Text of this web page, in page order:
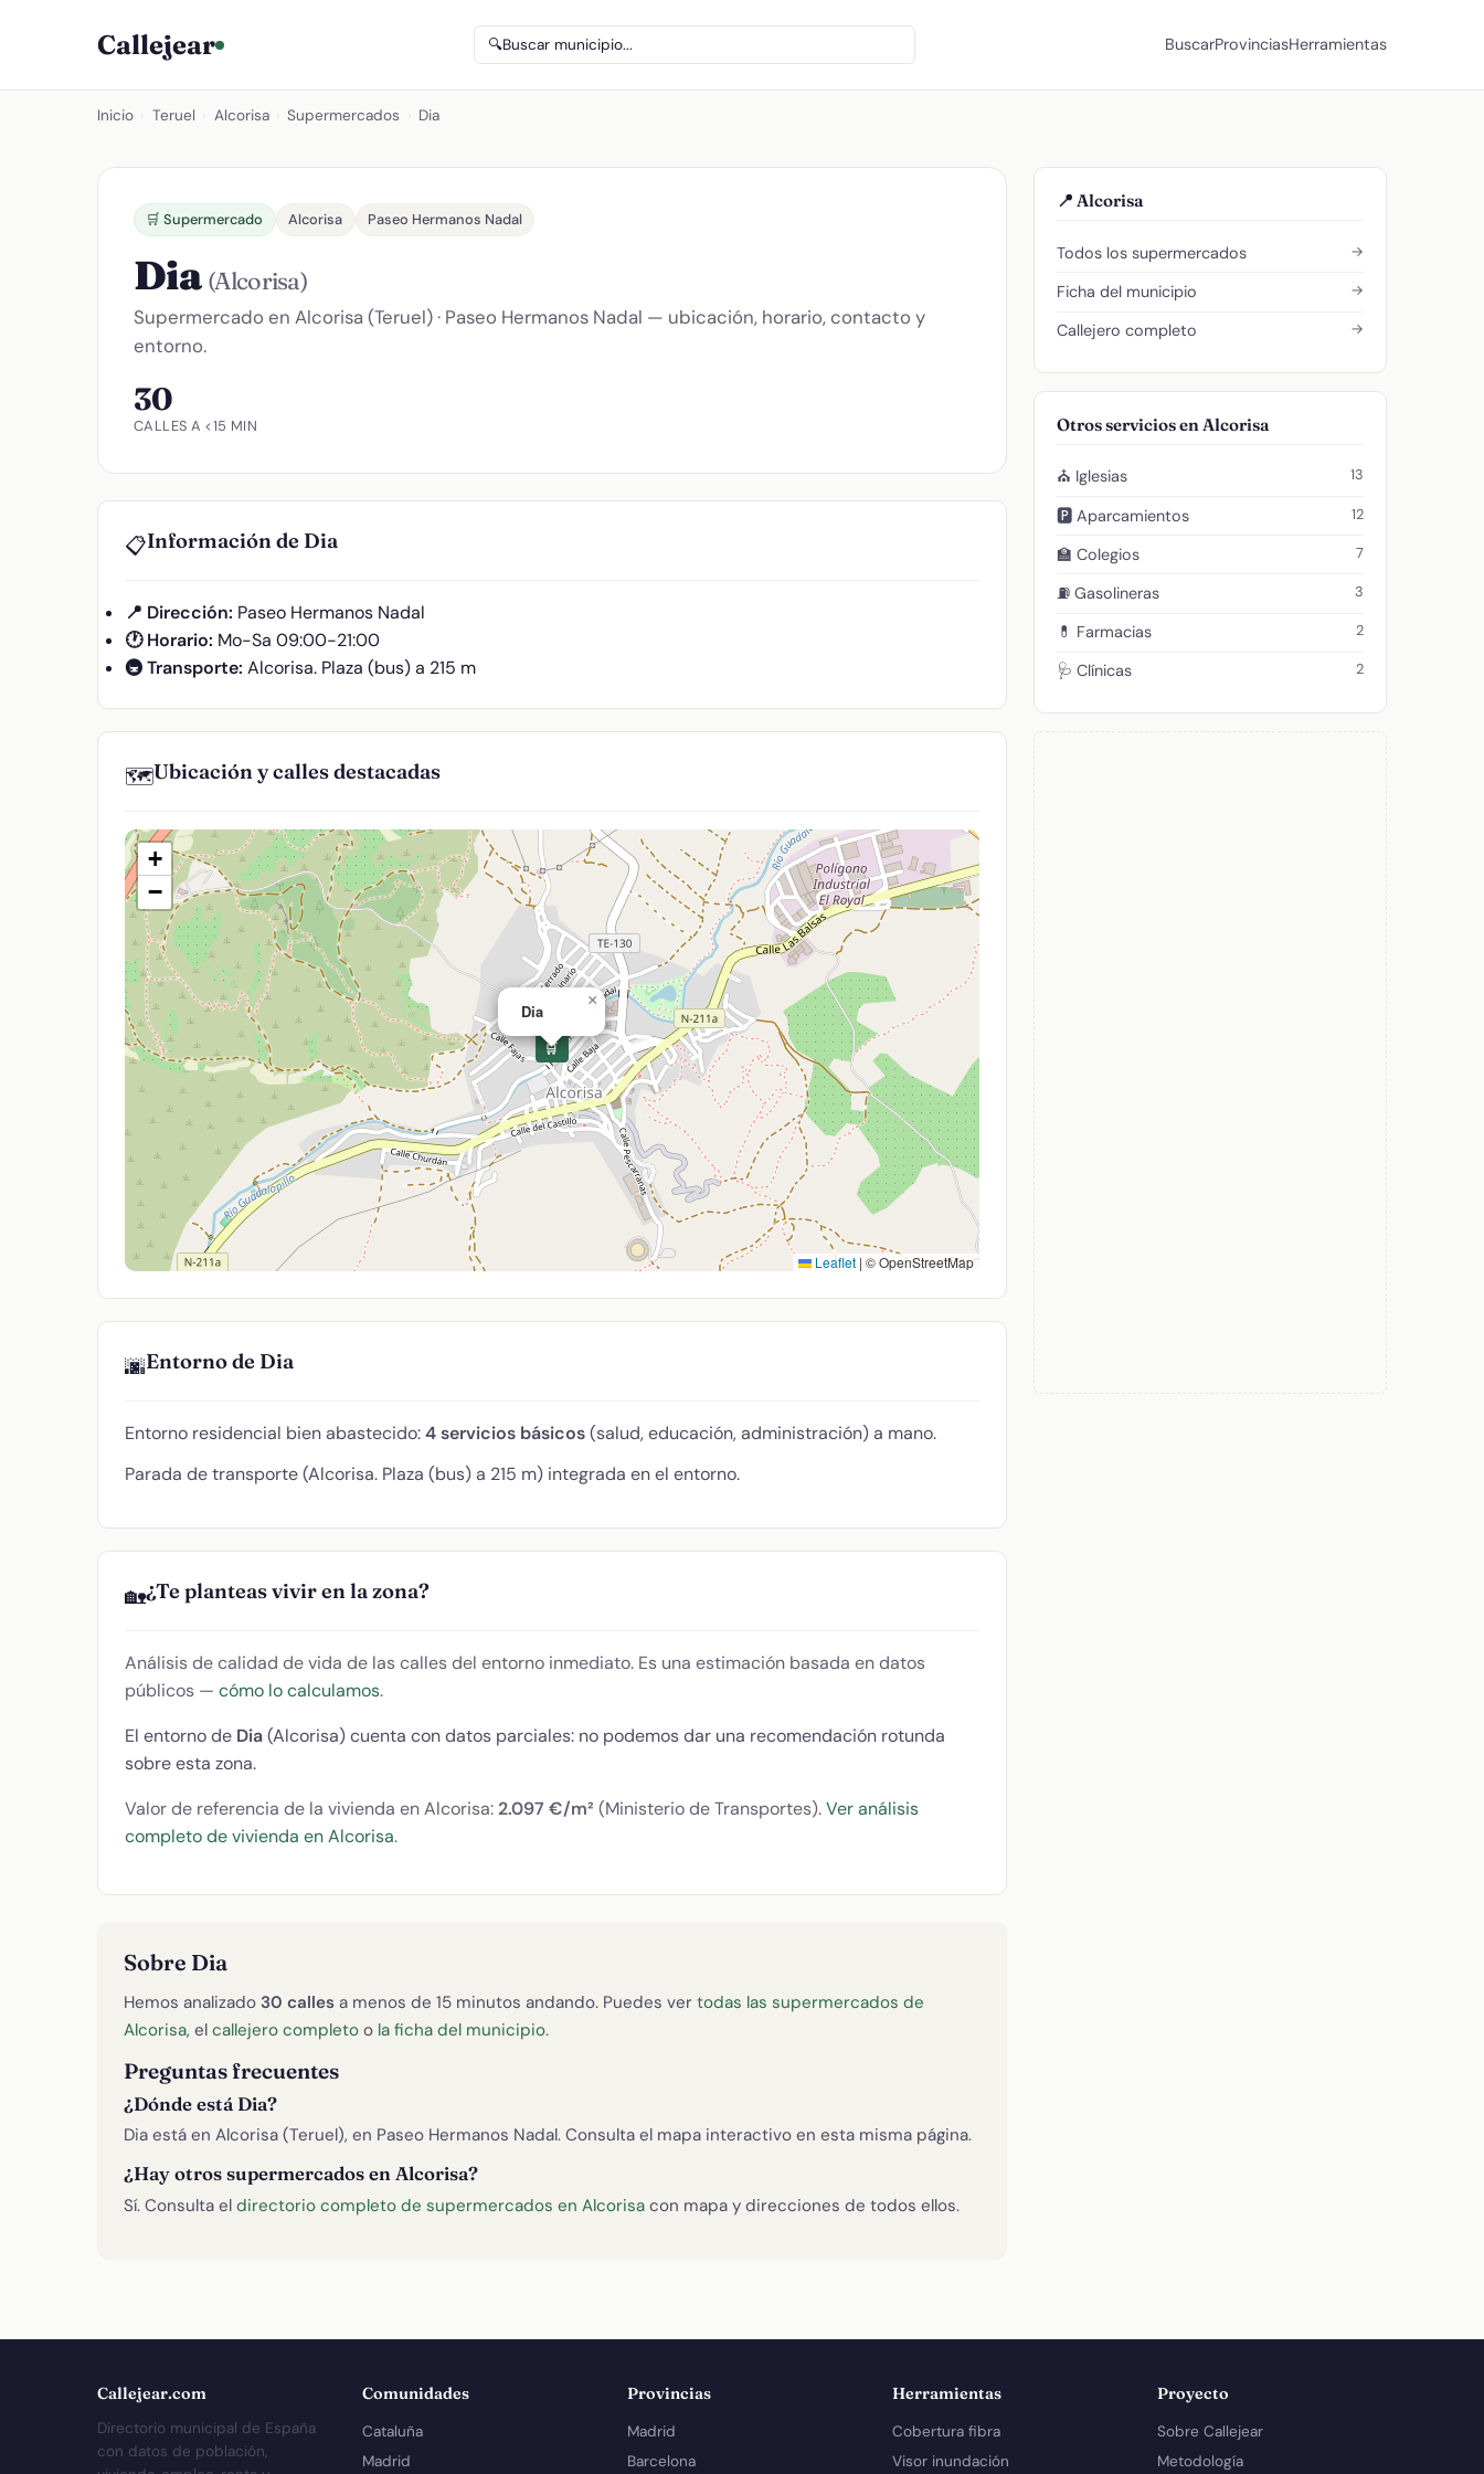
Callejear 🔍Buscar municipio... BuscarProvinciasHerramientas
Inicio Teruel Alcorisa Supermercados Dia
🛒 Supermercado Alcorisa Paseo Hermanos Nadal
Dia (Alcorisa)
Supermercado en Alcorisa (Teruel) · Paseo Hermanos Nadal — ubicación, horario, contacto y
entorno.
30
CALLES A <15 MIN
📋Información de Dia
📍 Dirección: Paseo Hermanos Nadal
🕐 Horario: Mo-Sa 09:00-21:00
🚇 Transporte: Alcorisa. Plaza (bus) a 215 m
🗺️Ubicación y calles destacadas
🛒
Dia
×
+
−
Leaflet | © OpenStreetMap
🌆Entorno de Dia
Entorno residencial bien abastecido:4 servicios básicos(salud, educación, administración) a mano.
Parada de transporte (Alcorisa. Plaza (bus) a 215 m) integrada en el entorno.
🏡¿Te planteas vivir en la zona?
Análisis de calidad de vida de las calles del entorno inmediato. Es una estimación basada en datos
públicos — cómo lo calculamos.
El entorno de Dia(Alcorisa) cuenta con datos parciales: no podemos dar una recomendación rotunda
sobre esta zona.
Valor de referencia de la vivienda en Alcorisa: 2.097 €/m² (Ministerio de Transportes).Ver análisis
completo de vivienda en Alcorisa.
Sobre Dia
Hemos analizado 30 calles a menos de 15 minutos andando. Puedes ver todas las supermercados de
Alcorisa, el callejero completo o la ficha del municipio.
Preguntas frecuentes
¿Dónde está Dia?
Dia está en Alcorisa (Teruel), en Paseo Hermanos Nadal. Consulta el mapa interactivo en esta misma página.
¿Hay otros supermercados en Alcorisa?
Sí. Consulta el directorio completo de supermercados en Alcorisa con mapa y direcciones de todos ellos.
📍 Alcorisa
Todos los supermercados →
Ficha del municipio →
Callejero completo →
Otros servicios en Alcorisa
⛪ Iglesias 13
🅿️ Aparcamientos 12
🏫 Colegios 7
⛽ Gasolineras 3
💊 Farmacias 2
🩺 Clínicas 2
Callejear.com
Directorio municipal de España
con datos de población,
Comunidades
Cataluña
Madrid
Provincias
Madrid
Barcelona
Herramientas
Cobertura fibra
Visor inundación
Proyecto
Sobre Callejear
Metodología